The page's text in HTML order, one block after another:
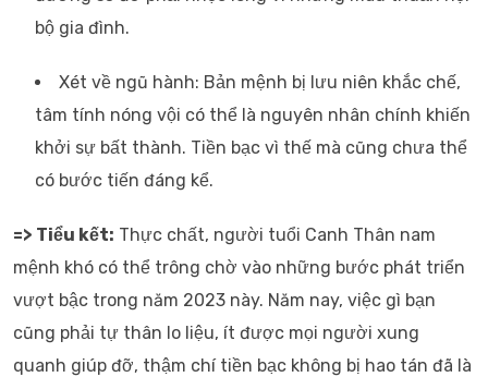
bộ gia đình.
Xét về ngũ hành: Bản mệnh bị lưu niên khắc chế,
tâm tính nóng vội có thể là nguyên nhân chính khiến
khởi sự bất thành. Tiền bạc vì thế mà cũng chưa thể
có bước tiến đáng kể.
=> Tiểu kết: Thực chất, người tuổi Canh Thân nam
mệnh khó có thể trông chờ vào những bước phát triển
vượt bậc trong năm 2023 này. Năm nay, việc gì bạn
cũng phải tự thân lo liệu, ít được mọi người xung
quanh giúp đỡ, thậm chí tiền bạc không bị hao tán đã là